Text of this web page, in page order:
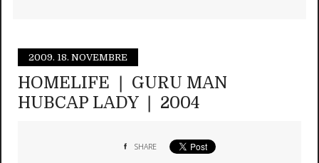
2009. 18. NOVEMBRE
HOMELIFE ❘ GURU MAN
HUBCAP LADY ❘ 2004
SHARE